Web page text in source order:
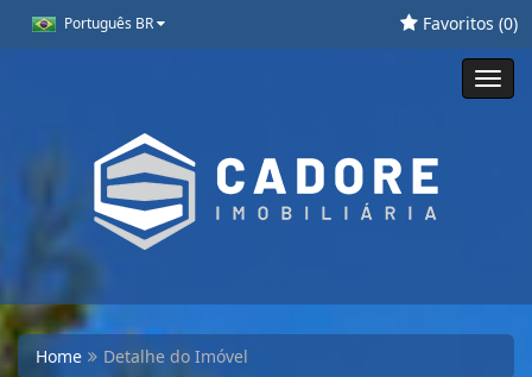
Português BR Favoritos (0)
Home Detalhe do Imóvel